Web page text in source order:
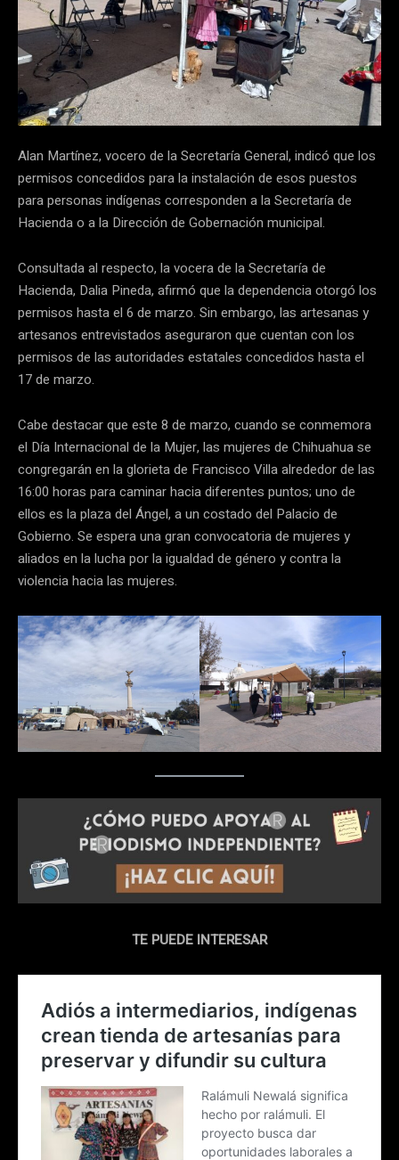
Alan Martínez, vocero de la Secretaría General, indicó que los
permisos concedidos para la instalación de esos puestos
para personas indígenas corresponden a la Secretaría de
Hacienda o a la Dirección de Gobernación municipal.
Consultada al respecto, la vocera de la Secretaría de
Hacienda, Dalia Pineda, afirmó que la dependencia otorgó los
permisos hasta el 6 de marzo. Sin embargo, las artesanas y
artesanos entrevistados aseguraron que cuentan con los
permisos de las autoridades estatales concedidos hasta el
17 de marzo.
Cabe destacar que este 8 de marzo, cuando se conmemora
el Día Internacional de la Mujer, las mujeres de Chihuahua se
congregarán en la glorieta de Francisco Villa alrededor de las
16:00 horas para caminar hacia diferentes puntos; uno de
ellos es la plaza del Ángel, a un costado del Palacio de
Gobierno. Se espera una gran convocatoria de mujeres y
aliados en la lucha por la igualdad de género y contra la
violencia hacia las mujeres.
TE PUEDE INTERESAR